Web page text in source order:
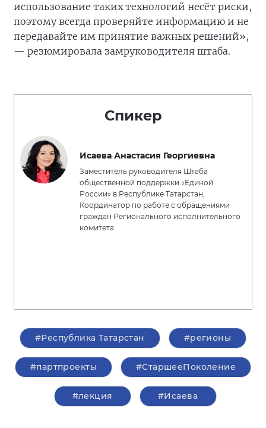
использование таких технологий несёт риски,
поэтому всегда проверяйте информацию и не
передавайте им принятие важных решений»,
— резюмировала замруководителя штаба.
Спикер
Исаева Анастасия Георгиевна
Заместитель руководителя Штаба
общественной поддержки «Единой
России» в Республике Татарстан,
Координатор по работе с обращениями
граждан Регионального исполнительного
комитета
#Республика Татарстан #регионы
#партпроекты #СтаршееПоколение
#лекция #Исаева